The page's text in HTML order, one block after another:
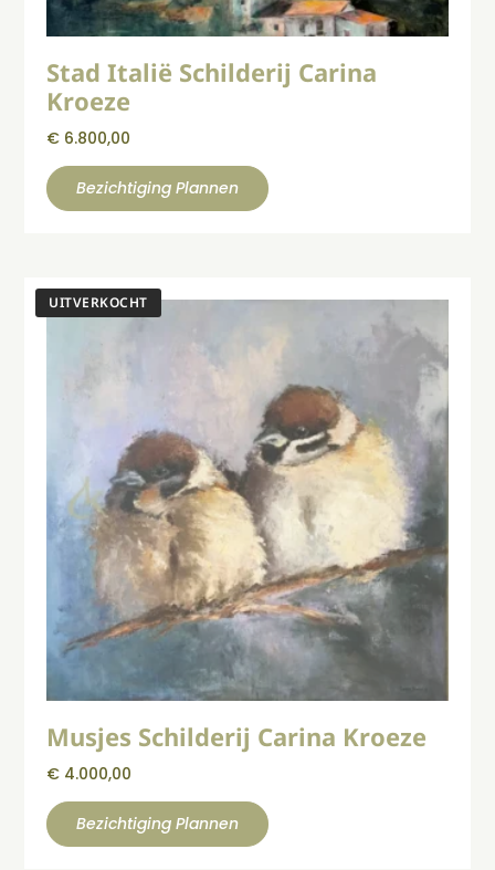
Stad Italië Schilderij Carina
Kroeze
€ 6.800,00
Bezichtiging Plannen
Musjes Schilderij Carina Kroeze
€ 4.000,00
Bezichtiging Plannen